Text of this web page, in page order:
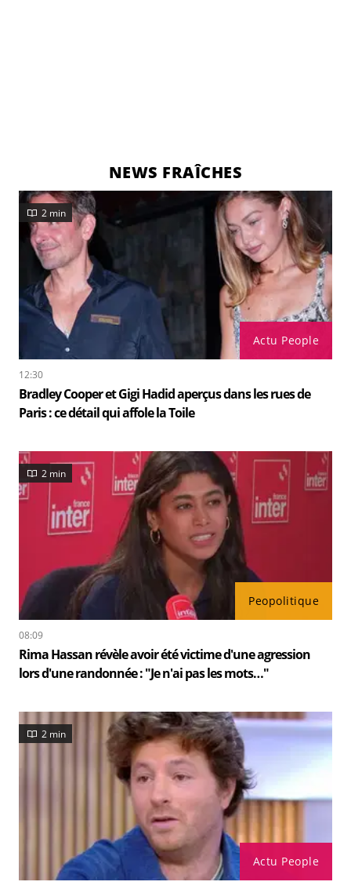
NEWS FRAÎCHES
Actu People
2 min
12:30
Bradley Cooper et Gigi Hadid aperçus dans les rues de
Paris : ce détail qui affole la Toile
Peopolitique
2 min
08:09
Rima Hassan révèle avoir été victime d'une agression
lors d'une randonnée : "Je n'ai pas les mots…"
Actu People
2 min